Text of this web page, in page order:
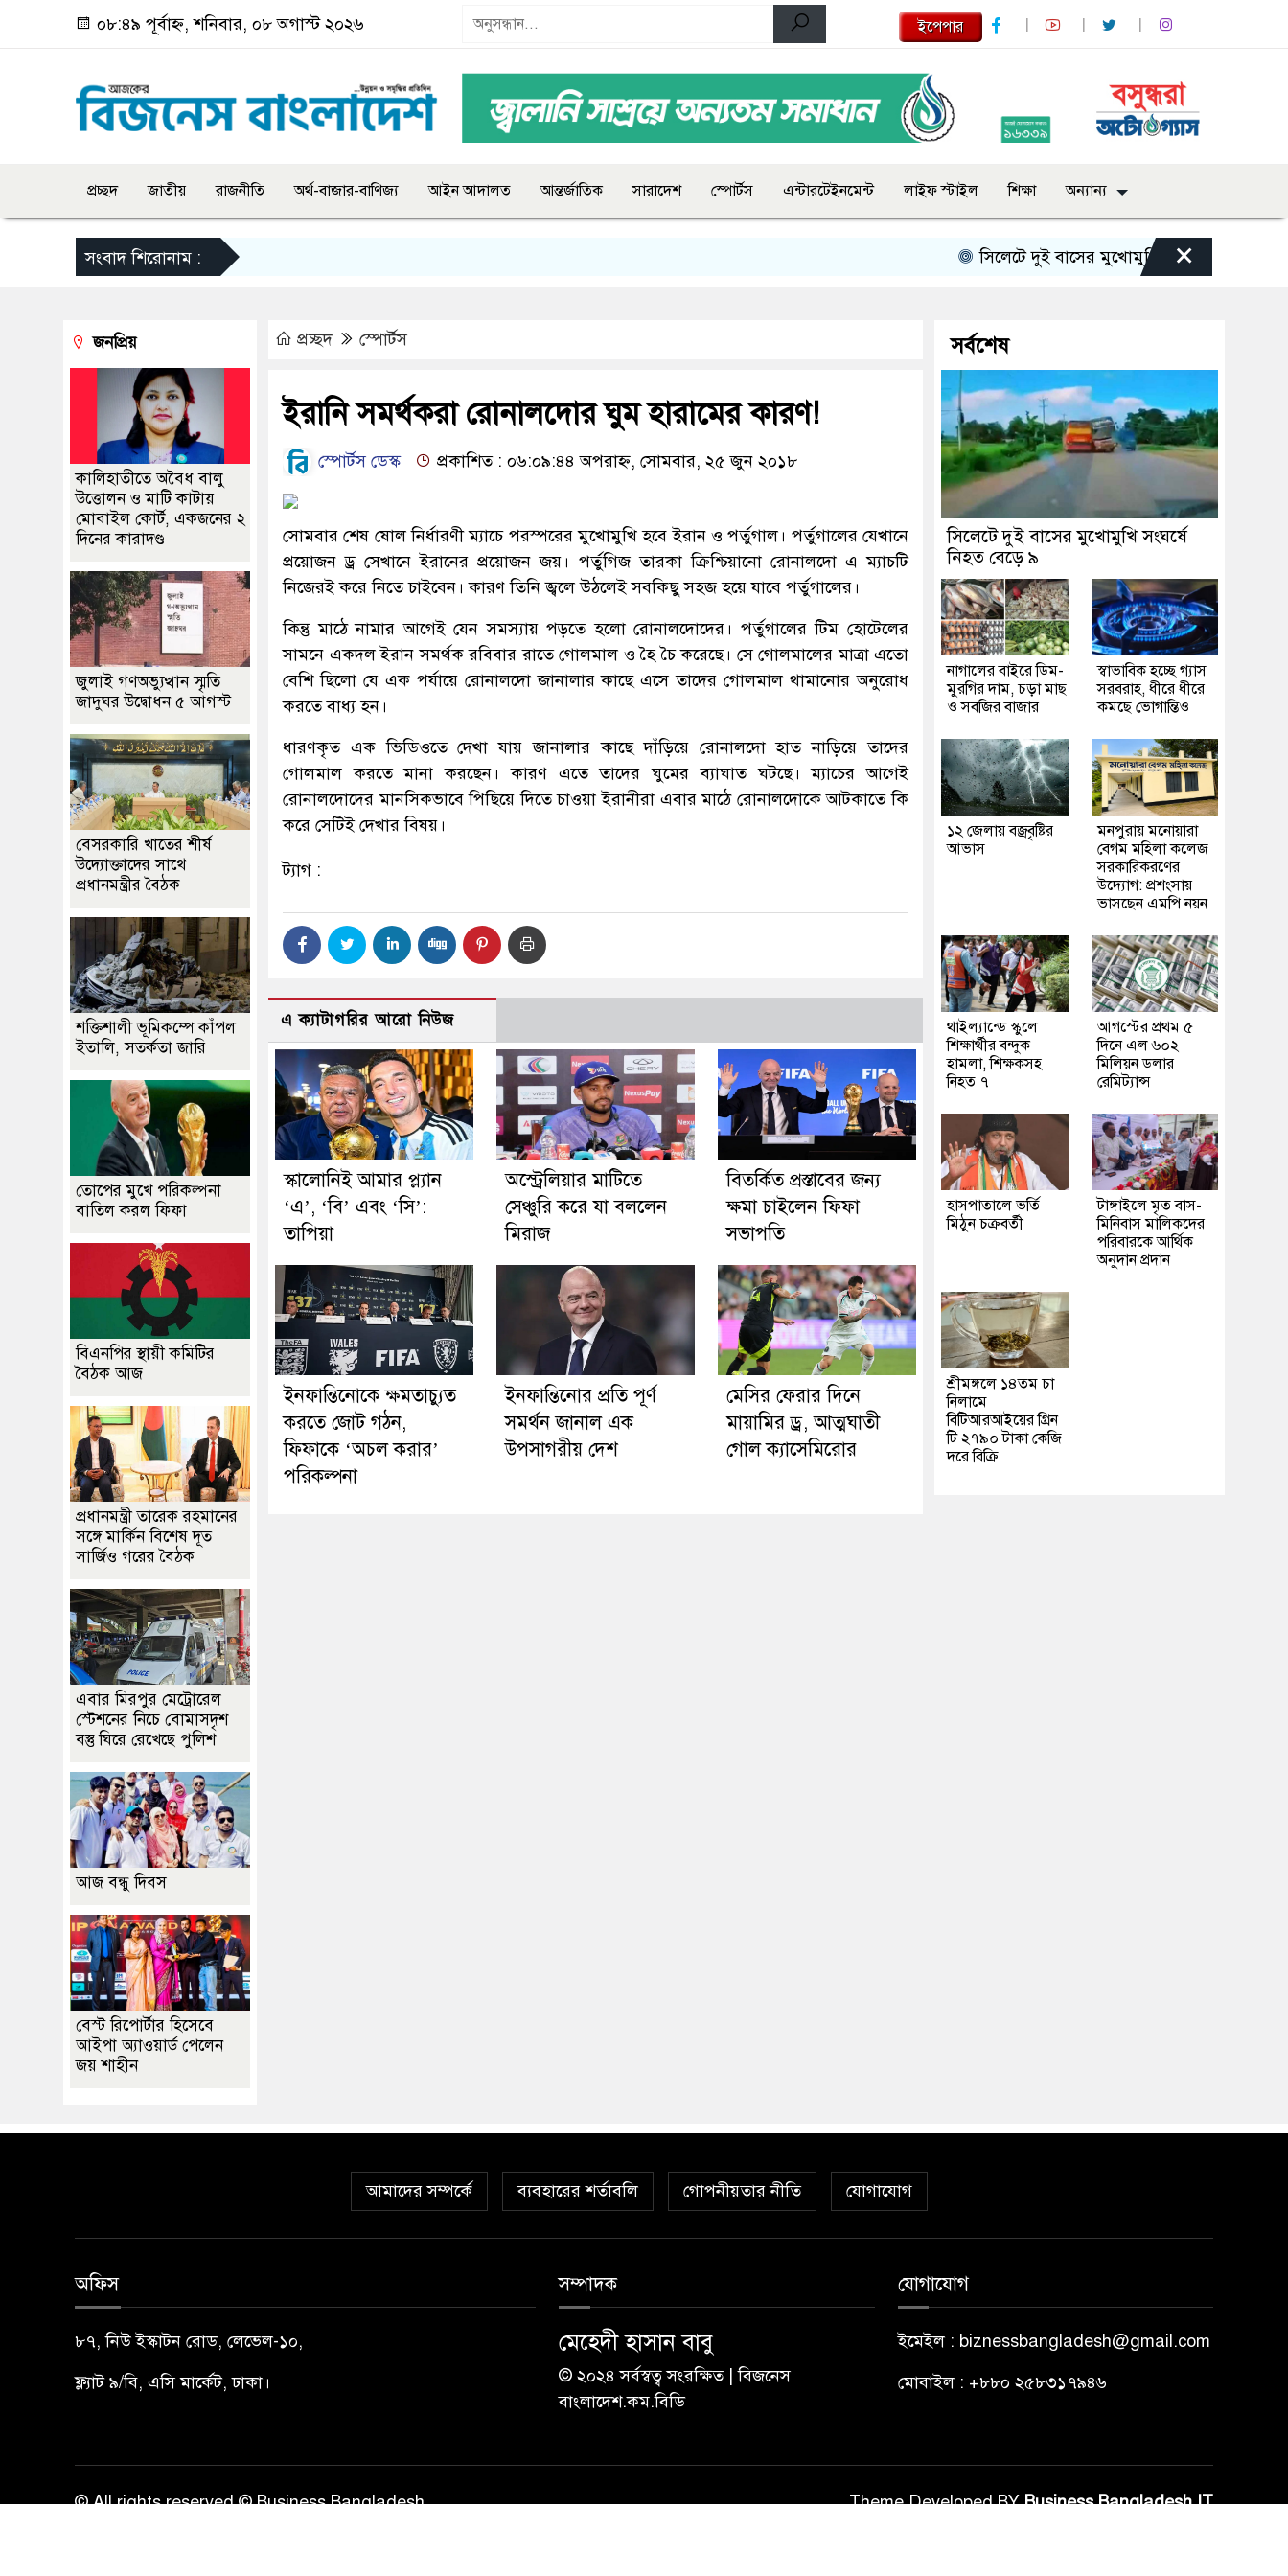
০৮:৪৯ পূর্বাহ্ন, শনিবার, ০৮ অগাস্ট ২০২৬ ইপেপার
প্রচ্ছদ জাতীয় রাজনীতি অর্থ-বাজার-বাণিজ্য আইন আদালত আন্তর্জাতিক সারাদেশ স্পোর্টস এন্টারটেইনমেন্ট লাইফ স্টাইল শিক্ষা অন্যান্য
সংবাদ শিরোনাম : সিলেটে দুই বাসের মুখোমুখি সংঘর্ষে নিহত বেড়ে ৯
×
প্রচ্ছদ স্পোর্টস
ইরানি সমর্থকরা রোনালদোর ঘুম হারামের কারণ!
স্পোর্টস ডেস্ক প্রকাশিত : ০৬:০৯:৪৪ অপরাহ্ন, সোমবার, ২৫ জুন ২০১৮
সোমবার শেষ ষোল নির্ধারণী ম্যাচে পরস্পরের মুখোমুখি হবে ইরান ও পর্তুগাল। পর্তুগালের যেখানে
প্রয়োজন ড্র সেখানে ইরানের প্রয়োজন জয়। পর্তুগিজ তারকা ক্রিশ্চিয়ানো রোনালদো এ ম্যাচটি
নিজেরই করে নিতে চাইবেন। কারণ তিনি জ্বলে উঠলেই সবকিছু সহজ হয়ে যাবে পর্তুগালের।
কিন্তু মাঠে নামার আগেই যেন সমস্যায় পড়তে হলো রোনালদোদের। পর্তুগালের টিম হোটেলের
সামনে একদল ইরান সমর্থক রবিবার রাতে গোলমাল ও হৈ চৈ করেছে। সে গোলমালের মাত্রা এতো
বেশি ছিলো যে এক পর্যায়ে রোনালদো জানালার কাছে এসে তাদের গোলমাল থামানোর অনুরোধ
করতে বাধ্য হন।
ধারণকৃত এক ভিডিওতে দেখা যায় জানালার কাছে দাঁড়িয়ে রোনালদো হাত নাড়িয়ে তাদের
গোলমাল করতে মানা করছেন। কারণ এতে তাদের ঘুমের ব্যাঘাত ঘটছে। ম্যাচের আগেই
রোনালদোদের মানসিকভাবে পিছিয়ে দিতে চাওয়া ইরানীরা এবার মাঠে রোনালদোকে আটকাতে কি
করে সেটিই দেখার বিষয়।
ট্যাগ :
এ ক্যাটাগরির আরো নিউজ
স্কালোনিই আমার প্ল্যান
‘এ’, ‘বি’ এবং ‘সি’:
তাপিয়া
অস্ট্রেলিয়ার মাটিতে
সেঞ্চুরি করে যা বললেন
মিরাজ
বিতর্কিত প্রস্তাবের জন্য
ক্ষমা চাইলেন ফিফা
সভাপতি
ইনফান্তিনোকে ক্ষমতাচ্যুত
করতে জোট গঠন,
ফিফাকে ‘অচল করার’
পরিকল্পনা
ইনফান্তিনোর প্রতি পূর্ণ
সমর্থন জানাল এক
উপসাগরীয় দেশ
মেসির ফেরার দিনে
মায়ামির ড্র, আত্মঘাতী
গোল ক্যাসেমিরোর
জনপ্রিয়
কালিহাতীতে অবৈধ বালু
উত্তোলন ও মাটি কাটায়
মোবাইল কোর্ট, একজনের ২
দিনের কারাদণ্ড
জুলাই গণঅভ্যুত্থান স্মৃতি
জাদুঘর উদ্বোধন ৫ আগস্ট
বেসরকারি খাতের শীর্ষ
উদ্যোক্তাদের সাথে
প্রধানমন্ত্রীর বৈঠক
শক্তিশালী ভূমিকম্পে কাঁপল
ইতালি, সতর্কতা জারি
তোপের মুখে পরিকল্পনা
বাতিল করল ফিফা
বিএনপির স্থায়ী কমিটির
বৈঠক আজ
প্রধানমন্ত্রী তারেক রহমানের
সঙ্গে মার্কিন বিশেষ দূত
সার্জিও গরের বৈঠক
এবার মিরপুর মেট্রোরেল
স্টেশনের নিচে বোমাসদৃশ
বস্তু ঘিরে রেখেছে পুলিশ
আজ বন্ধু দিবস
বেস্ট রিপোর্টার হিসেবে
আইপা অ্যাওয়ার্ড পেলেন
জয় শাহীন
সর্বশেষ
সিলেটে দুই বাসের মুখোমুখি সংঘর্ষে
নিহত বেড়ে ৯
নাগালের বাইরে ডিম-
মুরগির দাম, চড়া মাছ
ও সবজির বাজার
স্বাভাবিক হচ্ছে গ্যাস
সরবরাহ, ধীরে ধীরে
কমছে ভোগান্তিও
১২ জেলায় বজ্রবৃষ্টির
আভাস
মনপুরায় মনোয়ারা
বেগম মহিলা কলেজ
সরকারিকরণের
উদ্যোগ: প্রশংসায়
ভাসছেন এমপি নয়ন
থাইল্যান্ডে স্কুলে
শিক্ষার্থীর বন্দুক
হামলা, শিক্ষকসহ
নিহত ৭
আগস্টের প্রথম ৫
দিনে এল ৬০২
মিলিয়ন ডলার
রেমিট্যান্স
হাসপাতালে ভর্তি
মিঠুন চক্রবর্তী
টাঙ্গাইলে মৃত বাস-
মিনিবাস মালিকদের
পরিবারকে আর্থিক
অনুদান প্রদান
শ্রীমঙ্গলে ১৪তম চা
নিলামে
বিটিআরআইয়ের গ্রিন
টি ২৭৯০ টাকা কেজি
দরে বিক্রি
আমাদের সম্পর্কে ব্যবহারের শর্তাবলি গোপনীয়তার নীতি যোগাযোগ
অফিস
৮৭, নিউ ইস্কাটন রোড, লেভেল-১০,
ফ্ল্যাট ৯/বি, এসি মার্কেট, ঢাকা।
সম্পাদক
মেহেদী হাসান বাবু
© ২০২৪ সর্বস্বত্ব সংরক্ষিত | বিজনেস
বাংলাদেশ.কম.বিডি
যোগাযোগ
ইমেইল : biznessbangladesh@gmail.com
মোবাইল : +৮৮০ ২৫৮৩১৭৯৪৬
© All rights reserved © Business Bangladesh Theme Developed BYBusiness Bangladesh IT